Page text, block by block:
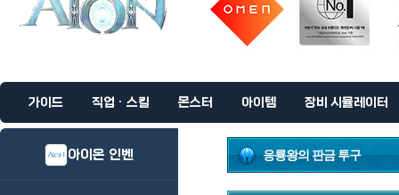
가이드 직업 · 스킬 몬스터 아이템 장비 시뮬레이터
아이온 인벤 응룡왕의 판금 투구